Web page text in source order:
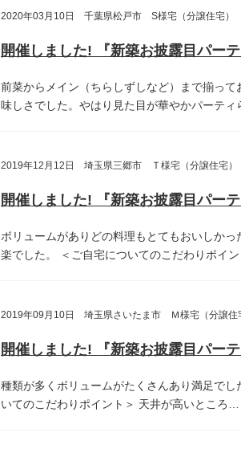
2020年03月10日 千葉県松戸市 S様宅（分譲住宅）
前菜からメイン（ちらしずしなど）まで揃って
味しさでした。やはり見た目が華やかパーティ
2019年12月12日 埼玉県三郷市 Ｔ様宅（分譲住宅）
ボリュームがありどの料理もとてもおいしかっ
楽でした。
＜ご自宅についてのこだわりポイン
2019年09月10日 埼玉県さいたま市 Ｍ様宅（分譲住
種類が多くボリュームがたくさんあり満足でし
いてのこだわりポイント＞ 天井が高いところ…